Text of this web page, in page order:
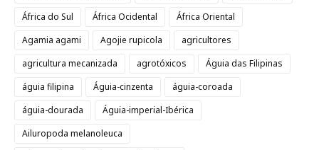
África do Sul
África Ocidental
África Oriental
Agamia agami
Agojie rupicola
agricultores
agricultura mecanizada
agrotóxicos
Águia das Filipinas
águia filipina
Águia-cinzenta
águia-coroada
águia-dourada
Águia-imperial-Ibérica
Ailuropoda melanoleuca